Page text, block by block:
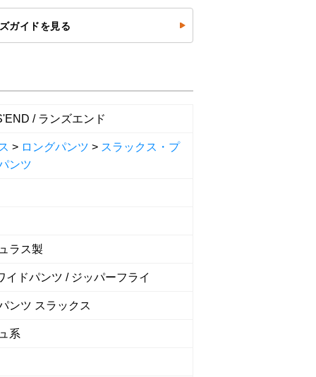
ガイドを見る
/ ランズエンド
> ロングパンツ > スラックス・プ
ンツ
ラス製
イドパンツ / ジッパーフライ
ンツ スラックス
系